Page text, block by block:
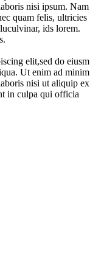
nisi ipsum. Nam
quam felis, ultricies
ids lorem.
elit,sed do eiusm
Ut enim ad minim
nisi ut aliquip ex
in culpa qui officia